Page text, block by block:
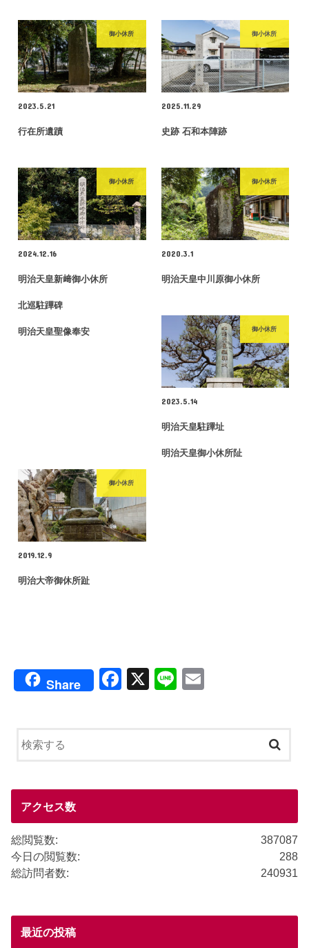
御小休所
2023.5.21
行在所遺蹟
御小休所
2025.11.29
史跡 石和本陣跡
御小休所
2024.12.16
明治天皇新﨑御小休所
北巡駐蹕碑
明治天皇聖像奉安
御小休所
2020.3.1
明治天皇中川原御小休所
御小休所
2023.5.14
明治天皇駐蹕址
明治天皇御小休所阯
御小休所
2019.12.9
明治大帝御休所趾
Share
F
o
X
Li
アクセス数
387087
総閲覧数:
288
今日の閲覧数:
240931
総訪問者数:
最近の投稿